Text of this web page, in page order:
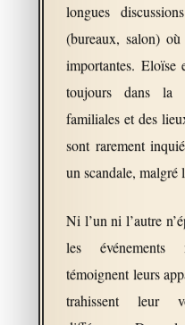
longues
(bureaux, salon)
importantes. Eloïse
toujours dans la
familiales et des
sont rarement
un scandale, malgré
Ni l’un ni l’autre
les événements
témoignent leurs
trahissent leur